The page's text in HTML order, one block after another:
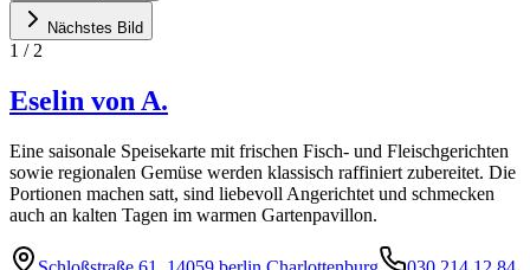
Nächstes Bild
1 / 2
Eselin von A.
Eine saisonale Speisekarte mit frischen Fisch- und Fleischgerichten
sowie regionalen Gemüse werden klassisch raffiniert zubereitet. Die
Portionen machen satt, sind liebevoll Angerichtet und schmecken
auch an kalten Tagen im warmen Gartenpavillon.